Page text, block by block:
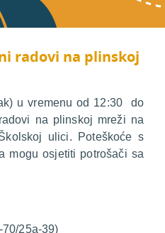
radovi na plinskoj
u vremenu od 12:30 do
na plinskoj mreži na
ulici. Poteškoće s
mogu osjetiti potrošači sa
25a-39)